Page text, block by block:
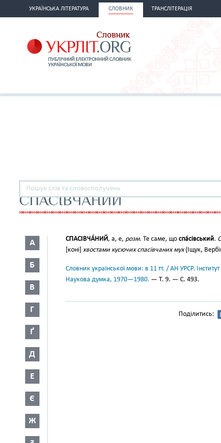
УКРАЇНСЬКА ЛІТЕРАТУРА СЛОВНИК ТРАНСЛІТЕРАЦІЯ
СПАСІВЧАНИЙ
А
Б
В
Г
Ґ
Д
Е
Є
Ж
СПАСІВЧА́НИЙ, а, е, розм. Те саме, що спа́сівський.
[коні] хвостами кусючих спасівчаних мух(Іщук,
Словник української мови: в 11 тт. / АН УРСР.
Наукова думка, 1970—1980. — Т. 9. — С. 493.
Поділитись: